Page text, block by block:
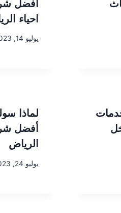
افضل
احياء
يوليو 14, 2023
لماذا
أفضل
الرياض
يوليو 24, 2023